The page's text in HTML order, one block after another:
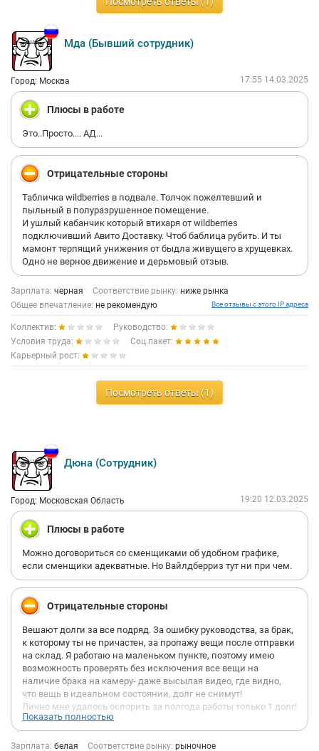
Мда (Бывший сотрудник)
Город: Москва 17:55 14.03.2025
Плюсы в работе
Это..Просто.... АД...
Отрицательные стороны
Табличка wildberries в подвале. Толчок пожелтевший и
пыльный в полуразрушенное помещение.
И ушлый кабанчик который втихаря от wildberries
подключивший Авито Доставку. Чтоб баблица рубить. И ты
мамонт терпящий унижения от быдла живущего в хрущевках.
Одно не верное движение и дерьмовый отзыв.
Зарплата: черная Соответствие рынку: ниже рынка
Общее впечатление: не рекомендую Все отзывы с этого IP адреса
Коллектив:
Руководство:
Условия труда:
Соц.пакет:
Карьерный рост:
Посмотреть ответы (1)
Дюна (Сотрудник)
Город: Московская Область 19:20 12.03.2025
Плюсы в работе
Можно договориться со сменщиками об удобном графике,
если сменщики адекватные. Но Вайлдберриз тут ни при чем.
Отрицательные стороны
Вешают долги за все подряд. За ошибку руководства, за брак,
к которому ты не причастен, за пропажу вещи после отправки
на склад. Я работаю на маленьком пункте, поэтому имею
возможность проверять без исключения все вещи на
наличие брака на камеру- даже высылая видео, где видно,
что вещь в идеальном состоянии, долг не снимут!
Лично мне удалось оспорить за полгода работы только 1 долг!
(Всего их было +-8-10).
Наживаются на сотрудниках, как могут.
Показать полностью
Зарплата: белая Соответствие рынку: рыночное